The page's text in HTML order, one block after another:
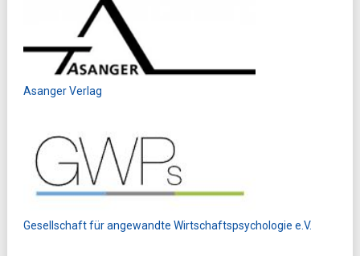
Asanger Verlag
Gesellschaft für angewandte Wirtschaftspsychologie e.V.